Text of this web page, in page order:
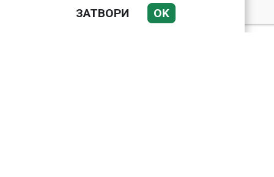
Подводни кадри от
Корфу разкриха
ЗАТВОРИ OK